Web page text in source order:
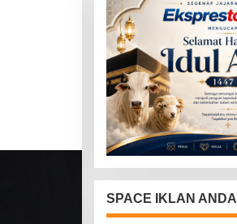
SPACE IKLAN ANDA